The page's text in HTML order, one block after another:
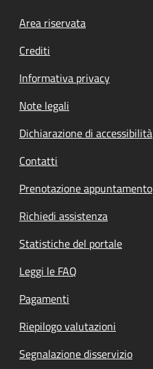
Footer menu
Area riservata
Crediti
Informativa privacy
Note legali
Dichiarazione di accessibilità
Contatti
Prenotazione appuntamento
Richiedi assistenza
Statistiche del portale
Leggi le FAQ
Pagamenti
Riepilogo valutazioni
Segnalazione disservizio